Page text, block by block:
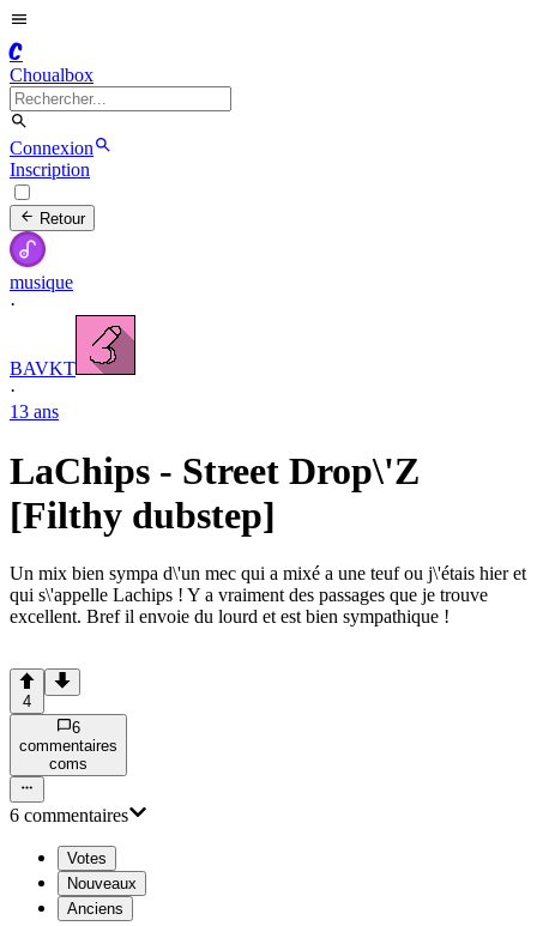
C
Choualbox
Connexion
Inscription
Retour
musique
·
BAVKT
·
13 ans
LaChips - Street Drop\'Z
[Filthy dubstep]
Un mix bien sympa d\'un mec qui a mixé a une teuf ou j\'étais hier et
qui s\'appelle Lachips ! Y a vraiment des passages que je trouve
excellent. Bref il envoie du lourd et est bien sympathique !
4
6
commentaires
coms
6 commentaires
Votes
Nouveaux
Anciens